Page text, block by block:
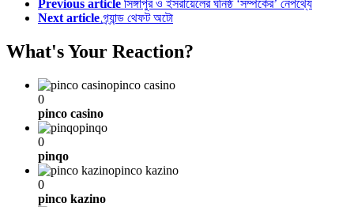
Previous article সিঙ্গাপুর ও ইসরায়েলের ঘনিষ্ঠ ‘সম্পর্কের’ নেপথ্যে
Next article গ্র্যান্ড থেফট অটো
What's Your Reaction?
pinco casino
0
pinco casino
pinqo
0
pinqo
pinco kazino
0
pinco kazino